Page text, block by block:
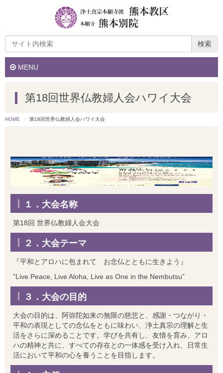
検索
MENU
第18回世界仏教婦人会ハワイ大会
HOME 第18回世界仏教婦人会ハワイ大会
１．大会名称
第18回 世界仏教婦人会大会
２．大会テーマ
『平和とアロハに包まれて お念仏とともに生きよう』
”Live Peace, Live Aloha, Live as One in the Nembutsu”
３．大会の目的
大会の目的は、阿弥陀如来の無限の慈悲と、感謝・つながり・
平和の表現としての念仏をともに味わい、浄土真宗の理解と生
活をさらに深めることです。学びを共有し、友情を育み、アロ
ハの精神と共に、すべての存在との一体感を受け入れ、日常生
活において平和の心を養うことを目指します。